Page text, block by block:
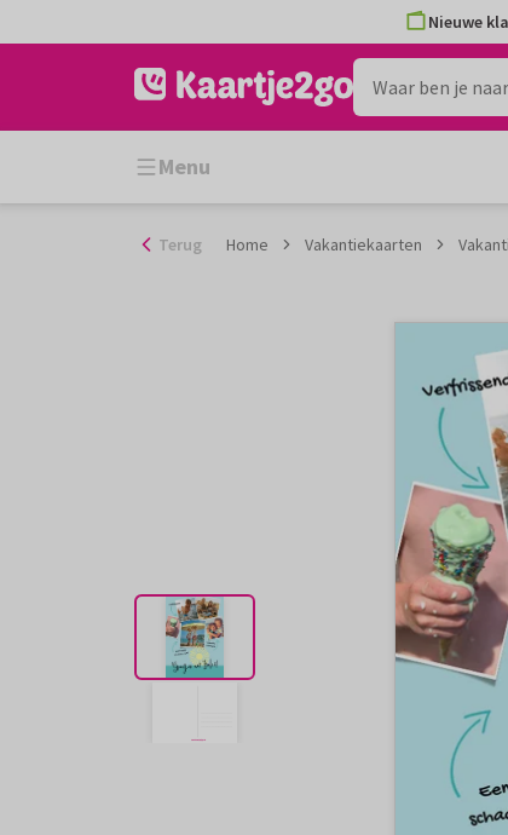
naar
Nieuwe
Menu
Terug Home Vakantiekaarten